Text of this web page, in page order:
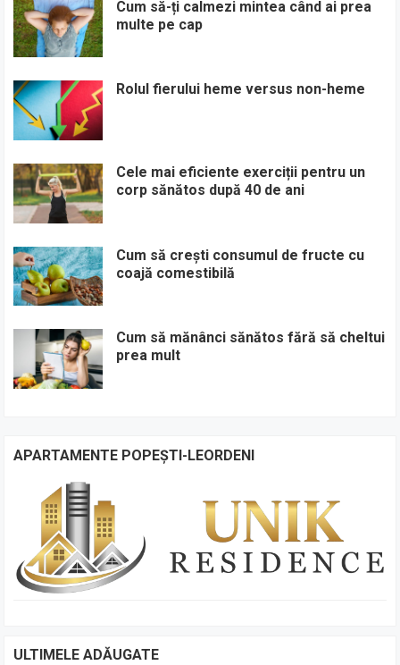
Cum să-ți calmezi mintea când ai prea
multe pe cap
Rolul fierului heme versus non-heme
Cele mai eficiente exerciții pentru un
corp sănătos după 40 de ani
Cum să crești consumul de fructe cu
coajă comestibilă
Cum să mănânci sănătos fără să cheltui
prea mult
APARTAMENTE POPEȘTI-LEORDENI
ULTIMELE ADĂUGATE